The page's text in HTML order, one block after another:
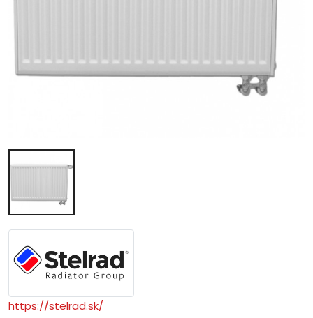
https://stelrad.sk/